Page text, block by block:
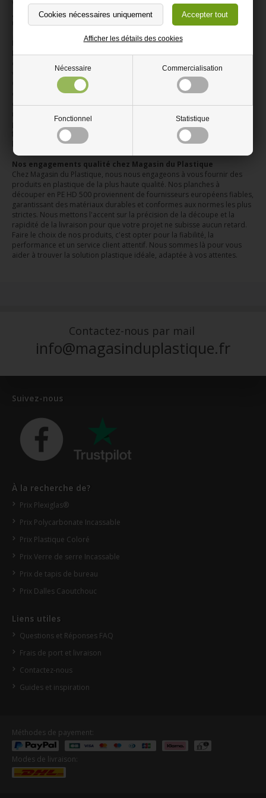
Nécessaire Commercialisation
Fonctionnel Statistique
Afficher les détails des cookies
votre planche conservera ses propriétés de coupe et son aspect
général pendant longtemps, même avec une utilisation fréquente. C'est
un investissement pratique qui résiste à l'épreuve du temps.
Découpe sur mesure pour une adaptation parfaite
Nous comprenons que chaque espace et chaque projet ont des
exigences spécifiques. C'est pourquoi nous proposons de découper
votre planche à découper en plastique selon vos dimensions précises.
Que vous ayez besoin d'une petite planche pour des tâches rapides ou
d'une grande surface pour un plan de travail dédié, nous réalisons des
coupes nettes et précises, exclusivement en forme carrée ou
rectangulaire. Cette option sur mesure vous garantit une intégration
parfaite dans votre environnement, sans compromis sur la
fonctionnalité ou l'esthétique. Vous recevez une solution prête à
l'emploi, parfaitement adaptée à vos besoins.
Nos engagements qualité chez Magasin du Plastique
Chez Magasin du Plastique, nous nous engageons à vous fournir des
produits en plastique de la plus haute qualité. Nos planches à
découper en PE HD 500 proviennent de fournisseurs européens fiables,
garantissant des matériaux durables et conformes aux normes les plus
strictes. Nous mettons l'accent sur la précision de la découpe et la
rapidité de la livraison pour que votre projet ne subisse aucun retard.
Faire le choix de nos produits, c'est opter pour la fiabilité, la
performance et un service client attentif. Nous sommes là pour vous
aider à trouver la solution plastique idéale, adaptée à vos attentes.
Contactez-nous par mail
info@magasinduplastique.fr
Suivez-nous
À la recherche de?
Prix Plexiglas®
Prix Polycarbonate Incassable
Prix Plastique Coloré
Prix Verre de serre Incassable
Prix de tapis de bureau
Prix Dalles Caoutchouc
Liens utiles
Questions et Réponses FAQ
Frais de port et livraison
Contactez-nous
Guides et inspiration
Méthodes de payement:
Modes de livraison: